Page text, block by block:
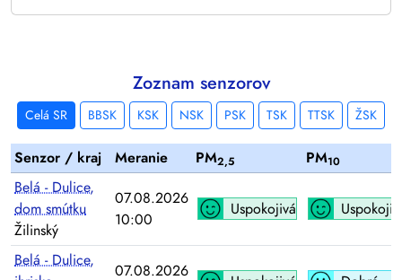
Zoznam senzorov
Celá SR BBSK KSK NSK PSK TSK TTSK ŽSK
Senzor / kraj Meranie PM2,5 PM10
Belá - Dulice,
dom smútku
Žilinský
07.08.2026
10:00
Uspokojivá
Belá - Dulice,
07.08.2026